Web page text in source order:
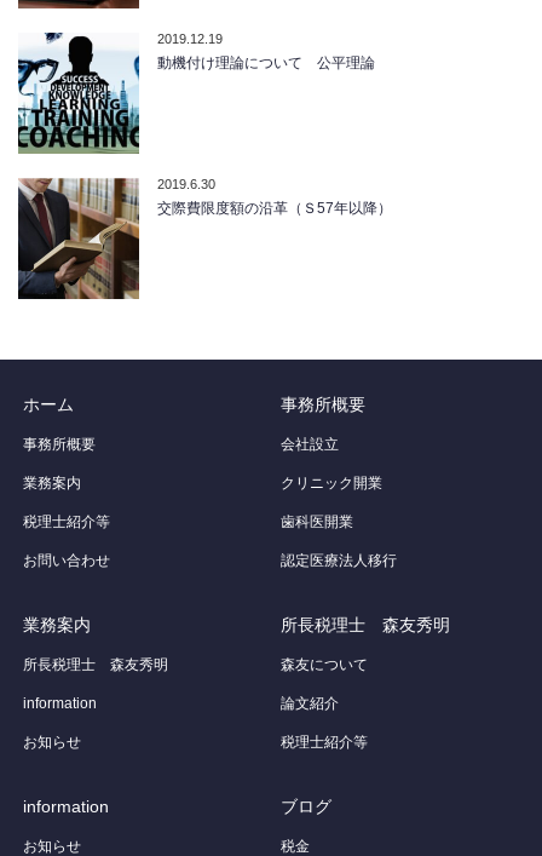
2019.12.19
動機付け理論について 公平理論
2019.6.30
交際費限度額の沿革（Ｓ57年以降）
ホーム
事務所概要
業務案内
税理士紹介等
お問い合わせ
事務所概要
会社設立
クリニック開業
歯科医開業
認定医療法人移行
業務案内
所長税理士 森友秀明
information
お知らせ
所長税理士 森友秀明
森友について
論文紹介
税理士紹介等
information
お知らせ
ブログ
税金